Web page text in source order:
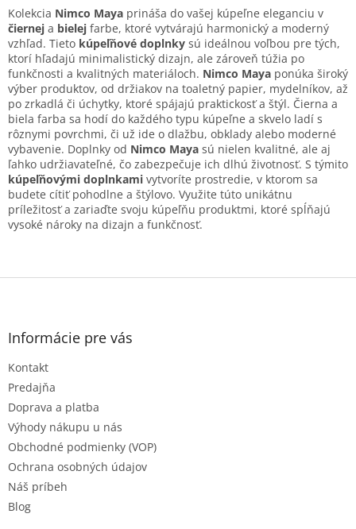
l
á
d
a
c
i
e
p
r
v
k
y
v
ý
p
Kolekcia Nimco Maya prináša do vašej kúpeľne eleganciu v
čiernej a bielej farbe, ktoré vytvárajú harmonický a moderný
vzhľad. Tieto kúpeľňové doplnky sú ideálnou voľbou pre tých,
ktorí hľadajú minimalistický dizajn, ale zároveň túžia po
funkčnosti a kvalitných materiáloch. Nimco Maya ponúka široký
výber produktov, od držiakov na toaletný papier, mydelníkov, až
po zrkadlá či úchytky, ktoré spájajú praktickosť a štýl. Čierna a
biela farba sa hodí do každého typu kúpeľne a skvelo ladí s
rôznymi povrchmi, či už ide o dlažbu, obklady alebo moderné
vybavenie. Doplnky od Nimco Maya sú nielen kvalitné, ale aj
ľahko udržiavateľné, čo zabezpečuje ich dlhú životnosť. S týmito
kúpeľňovými doplnkami vytvoríte prostredie, v ktorom sa
budete cítiť pohodlne a štýlovo. Využite túto unikátnu
príležitosť a zariaďte svoju kúpeľňu produktmi, ktoré spĺňajú
vysoké nároky na dizajn a funkčnosť.
Z
Informácie pre vás
Kontakt
Predajňa
Doprava a platba
Výhody nákupu u nás
Obchodné podmienky (VOP)
Ochrana osobných údajov
Náš príbeh
Blog